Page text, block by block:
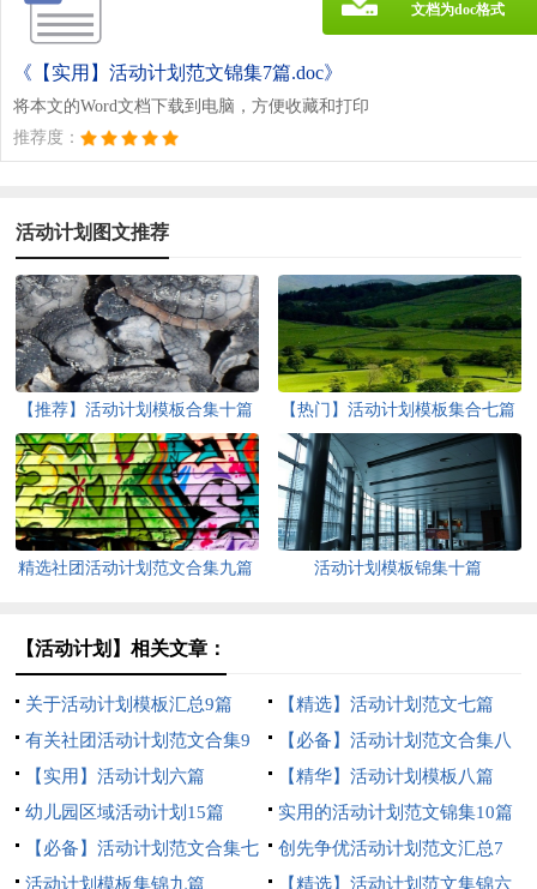
《【实用】活动计划范文锦集7篇.doc》
将本文的Word文档下载到电脑，方便收藏和打印
推荐度：
文档为doc格式
活动计划图文推荐
【推荐】活动计划模板合集十篇 【热门】活动计划模板集合七篇
精选社团活动计划范文合集九篇 活动计划模板锦集十篇
【活动计划】相关文章：
关于活动计划模板汇总9篇
【精选】活动计划范文七篇
有关社团活动计划范文合集9
篇
【必备】活动计划范文合集八
篇
【实用】活动计划六篇
【精华】活动计划模板八篇
幼儿园区域活动计划15篇
实用的活动计划范文锦集10篇
【必备】活动计划范文合集七
篇
创先争优活动计划范文汇总7
篇
活动计划模板集锦九篇 【精选】活动计划范文集锦六